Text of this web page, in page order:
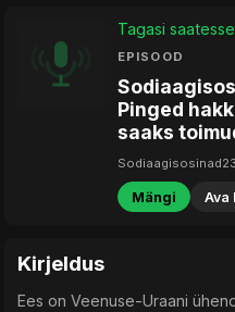
Tagasi saatesse
EPISOOD
Pinged
saaks
Sodiaagisosinad
Mängi Ava
Kirjeldus
Ees on Veenuse-Uraani